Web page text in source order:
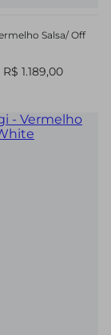
Salsa/ Off
R$ 1.189,00